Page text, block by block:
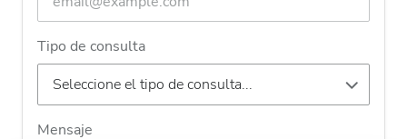
Tipo de consulta
Mensaje